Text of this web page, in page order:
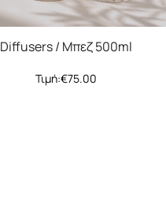
Diffusers / Μπεζ 500ml
Τιμή:€75.00